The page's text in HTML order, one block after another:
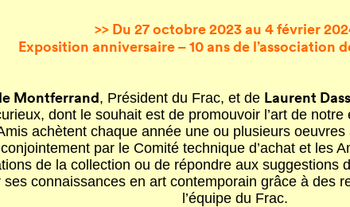
>> Du 27 octobre 2023 au 4 février
Exposition anniversaire – 10 ans de l’association
Montferrand, Président du Frac, et de Laurent
dont le souhait est de promouvoir l’art de
achètent chaque année une ou plusieurs
par le Comité technique d’achat et les
de la collection ou de répondre aux suggestions
ses connaissances en art contemporain grâce à des
l’équipe du Frac.